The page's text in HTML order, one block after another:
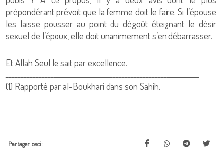
prépondérant prévoit que la femme doit le faire. Si l’épouse
les laisse pousser au point du dégoût éteignant le désir
sexuel de l’époux, elle doit unanimement s’en débarrasser.
Et Allah Seul le sait par excellence.
ـــــــــــــــــــــــــــــــــــــــــــــــــــــــــــــــــ
(1) Rapporté par al-Boukhari dans son Sahih.
Partager ceci: